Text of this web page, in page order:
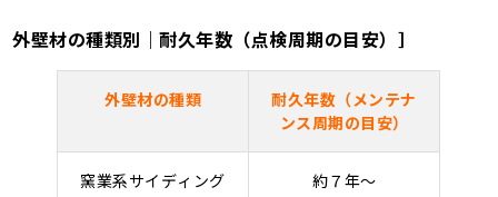
外壁材の種類別｜耐久年数（点検周期の目安）］
外壁材の種類
耐久年数（メンテナ
ンス周期の目安）
窯業系サイディング 約７年～